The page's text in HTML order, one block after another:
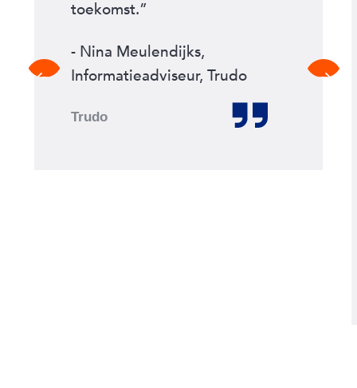
toekomst.”
- Nina Meulendijks,
Informatieadviseur, Trudo
Trudo
Previous
Next